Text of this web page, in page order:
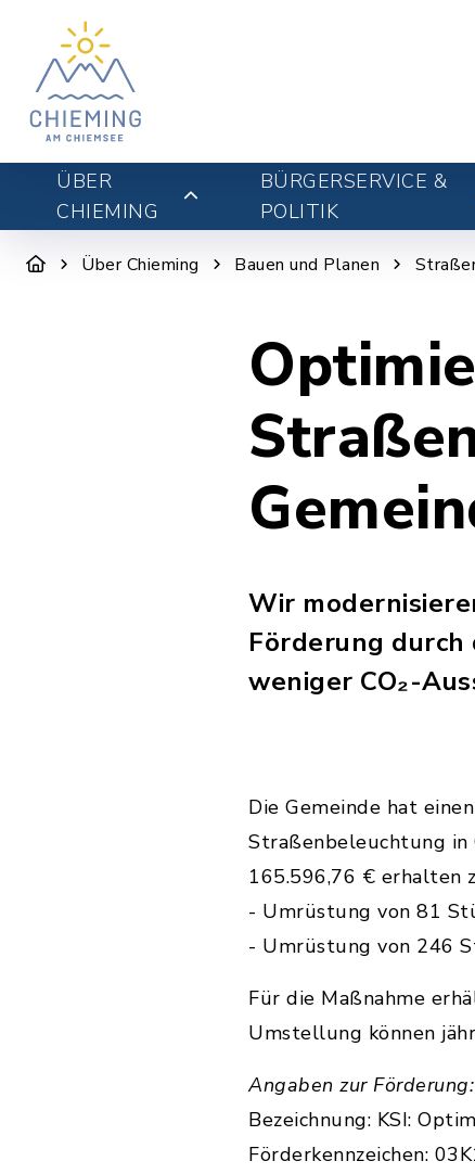
ÜBER
CHIEMING
BÜRGERSERVICE &
POLITIK
Über Chieming Bauen und Planen
Wir
Förderung
weniger CO₂-
Die Gemeinde hat
Straßenbeleuchtung in
165.596,76 € erhalten
- Umrüstung von 81
- Umrüstung von 246
Für die Maßnahme
Umstellung können
Angaben zur Förderung:
Bezeichnung: KSI:
Förderkennzeichen: